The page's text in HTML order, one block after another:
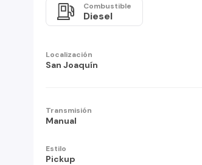
Combustible
Diesel
Localización
San Joaquín
Transmisión
Manual
Estilo
Pickup